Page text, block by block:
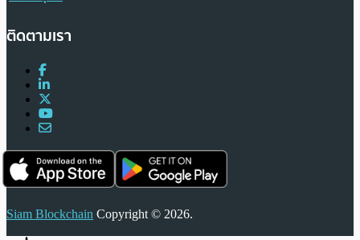
ติดตามเรา
Siam Blockchain Copyright © 2026.